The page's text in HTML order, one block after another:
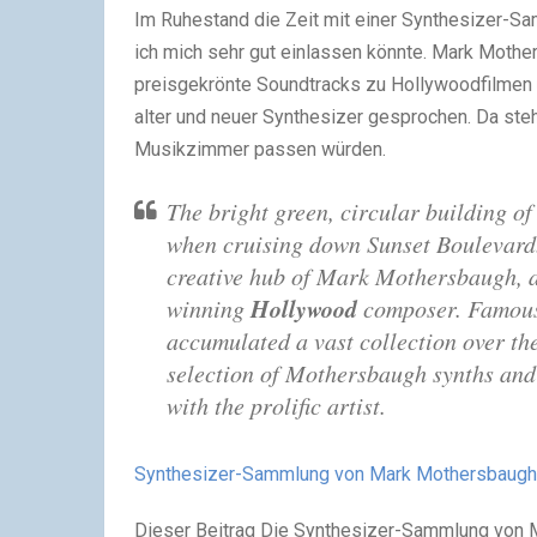
Im Ruhestand die Zeit mit einer Synthesizer-
ich mich sehr gut einlassen könnte. Mark
preisgekrönte Soundtracks zu Hollywoodfilmen
alter und neuer Synthesizer gesprochen. Da
Musikzimmer passen würden.
The bright green, circular building
when cruising down Sunset
creative hub of Mark Mothersbaugh,
winningHollywoodcomposer.
accumulated a vast collection over
selection of Mothersbaugh synths
with the prolific artist.
Synthesizer-Sammlung von Mark Mothersbaugh
Dieser Beitrag Die Synthesizer-Sammlung von